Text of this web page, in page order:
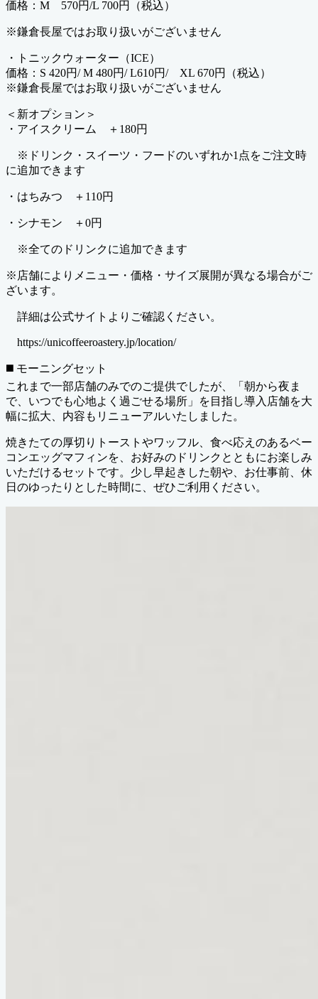
価格：M 570円/L 700円（税込）
※鎌倉長屋ではお取り扱いがございません
・トニックウォーター（ICE）
価格：S 420円/ M 480円/ L610円/ XL 670円（税込）
※鎌倉長屋ではお取り扱いがございません
＜新オプション＞
・アイスクリーム ＋180円
※ドリンク・スイーツ・フードのいずれか1点をご注文時
に追加できます
・はちみつ ＋110円
・シナモン ＋0円
※全てのドリンクに追加できます
※店舗によりメニュー・価格・サイズ展開が異なる場合がご
ざいます。
詳細は公式サイトよりご確認ください。
https://unicoffeeroastery.jp/location/
◼️ モーニングセット
これまで一部店舗のみでのご提供でしたが、「朝から夜ま
で、いつでも心地よく過ごせる場所」を目指し導入店舗を大
幅に拡大、内容もリニューアルいたしました。
焼きたての厚切りトーストやワッフル、食べ応えのあるベー
コンエッグマフィンを、お好みのドリンクとともにお楽しみ
いただけるセットです。少し早起きした朝や、お仕事前、休
日のゆったりとした時間に、ぜひご利用ください。